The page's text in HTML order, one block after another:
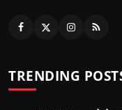
TRENDING